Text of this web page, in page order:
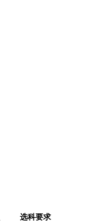
选科要求